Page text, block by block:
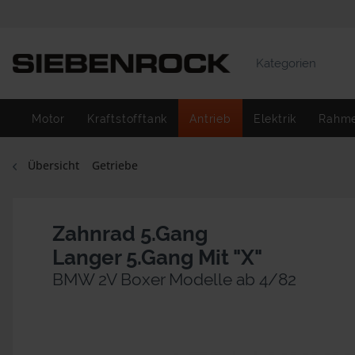
Kategorien
Motor Kraftstofftank Antrieb Elektrik
Übersicht Getriebe
Zahnrad 5.Gang
Langer 5.Gang Mit "X"
BMW 2V Boxer Modelle ab 4/82